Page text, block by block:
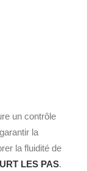
située
un contrôle
la
la fluidité de
LES PAS.